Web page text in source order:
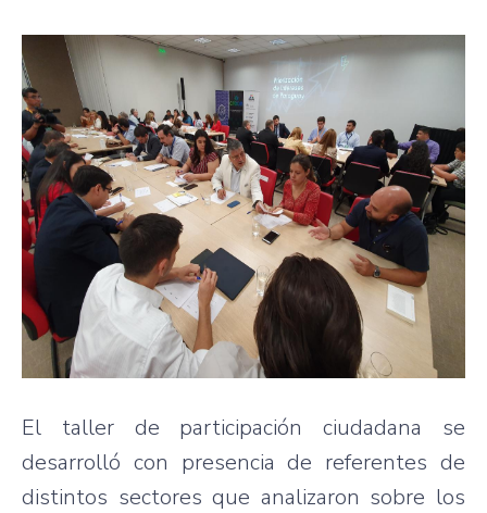
El taller de participación ciudadana se
desarrolló con presencia de referentes de
distintos sectores que analizaron sobre los